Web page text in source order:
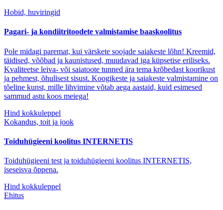
Hobid, huviringid
Pagari- ja kondiitritoodete valmistamise baaskoolitus
Pole midagi paremat, kui värskete soojade saiakeste lõhn! Kreemid,
täidised, võõbad ja kaunistused, muudavad iga küpsetise eriliseks.
Kvaliteetse leiva- või saiatoote tunned ära tema krõbedast koorikust
ja pehmest, õhulisest sisust. Koogikeste ja saiakeste valmistamine on
tõeline kunst, mille lihvimine võtab aega aastaid, kuid esimesed
sammud astu koos meiega!
Hind kokkuleppel
Kokandus, toit ja jook
Toiduhügieeni koolitus INTERNETIS
Toiduhügieeni test ja toiduhügieeni koolitus INTERNETIS,
iseseisva õppena.
Hind kokkuleppel
Ehitus